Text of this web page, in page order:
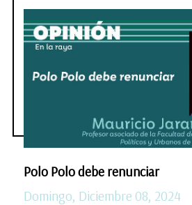
Polo Polo debe renunciar
Domingo, Diciembre 08, 2024